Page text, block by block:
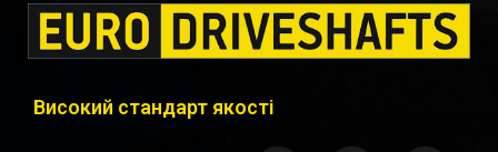
Високий стандарт якості